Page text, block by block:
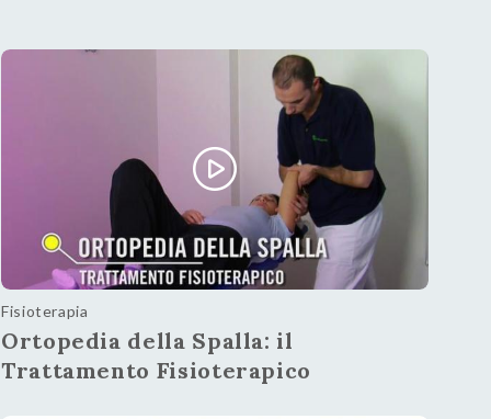
Fisioterapia
Ortopedia della Spalla: il
Trattamento Fisioterapico